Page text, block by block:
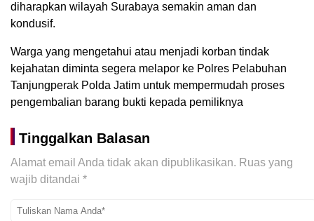
diharapkan wilayah Surabaya semakin aman dan
kondusif.
Warga yang mengetahui atau menjadi korban tindak
kejahatan diminta segera melapor ke Polres Pelabuhan
Tanjungperak Polda Jatim untuk mempermudah proses
pengembalian barang bukti kepada pemiliknya
Tinggalkan Balasan
Alamat email Anda tidak akan dipublikasikan. Ruas yang
wajib ditandai *